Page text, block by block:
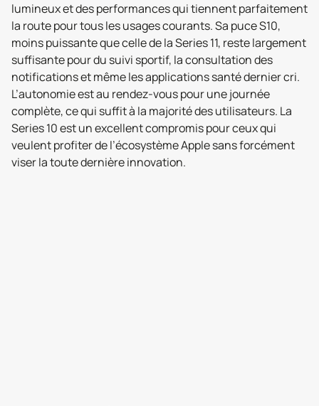
lumineux et des performances qui tiennent parfaitement
la route pour tous les usages courants. Sa puce S10,
moins puissante que celle de la Series 11, reste largement
suffisante pour du suivi sportif, la consultation des
notifications et même les applications santé dernier cri.
L’autonomie est au rendez-vous pour une journée
complète, ce qui suffit à la majorité des utilisateurs. La
Series 10 est un excellent compromis pour ceux qui
veulent profiter de l’écosystème Apple sans forcément
viser la toute dernière innovation.